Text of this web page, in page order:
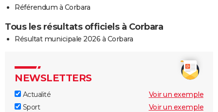
Référendum à Corbara
Tous les résultats officiels à Corbara
Résultat municipale 2026 à Corbara
NEWSLETTERS
Actualité
Voir un exemple
Sport
Voir un exemple